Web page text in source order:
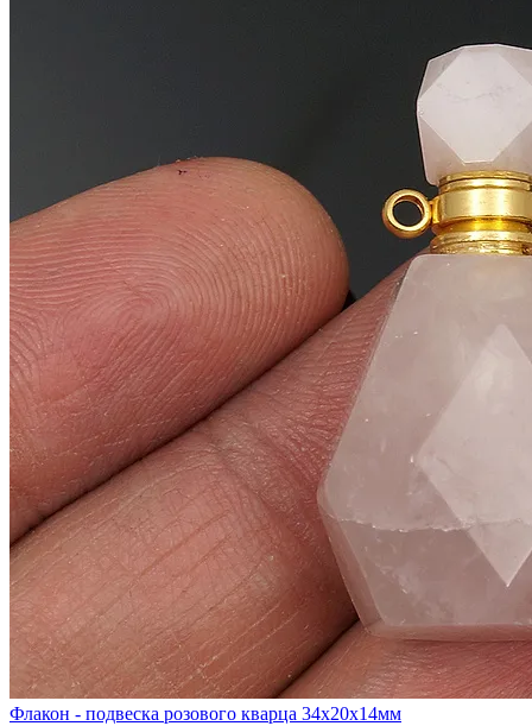
Флакон - подвеска розового кварца 34x20x14мм